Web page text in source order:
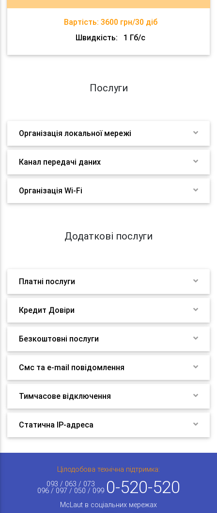
Вартість: 3600 грн/30 діб
Швидкість:
1 Гб/с
Послуги
Організація локальної мережі
Канал передачі даних
Організація Wi-Fi
Додаткові послуги
Платні послуги
Кредит Довіри
Безкоштовні послуги
Смс та e-mail повідомлення
Тимчасове відключення
Статична IP-адреса
Цілодобова технічна підтримка:
093 / 063 / 073
096 / 097 / 050 / 099 0-520-520
McLaut в соціальних мережах